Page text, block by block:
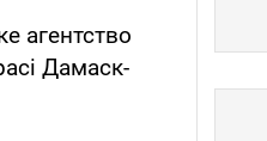
агентство
Дамаск-